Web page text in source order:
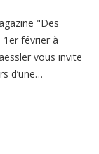
"Des
1er février à
vous invite
d’une…